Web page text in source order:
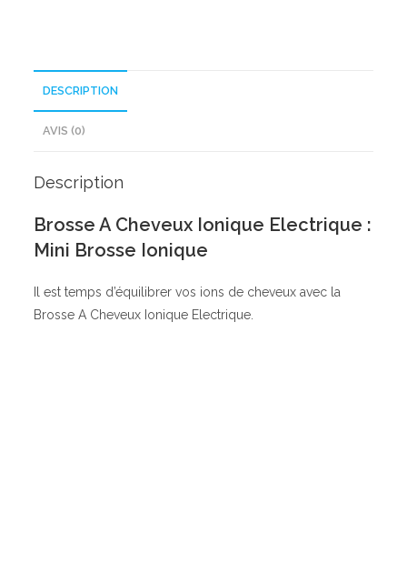
DESCRIPTION
AVIS (0)
Description
Brosse A Cheveux Ionique Electrique :
Mini Brosse Ionique
Il est temps d’équilibrer vos ions de cheveux avec la
Brosse A Cheveux Ionique Electrique.